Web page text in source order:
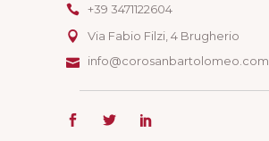
+39 3471122604
Via Fabio Filzi, 4 Brugherio
info@corosanbartolomeo.com